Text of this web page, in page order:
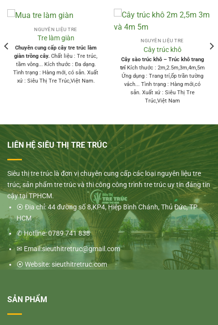
NGUYÊN LIỆU TRE
Tre làm giàn
Chuyên cung cấp cây tre trúc làm
giàn trồng cây. Chất liệu : Tre trúc,
tầm vông... Kích thước : Đa dạng.
Tình trạng : Hàng mới, có sẵn. Xuất
xứ : Siêu Thị Tre Trúc,Việt Nam.
NGUYÊN LIỆU TRE
Cây trúc khô
Cây sào trúc khô – Trúc khô trang
tríKích thước : 2m,2.5m,3m,4m,5m
Ứng dụng : Trang trí,ốp trần tường
vách... Tình trạng : Hàng mới,có
sẵn. Xuất xứ : Siêu Thị Tre
Trúc,Việt Nam
LIÊN HỆ SIÊU THỊ TRE TRÚC
Siêu thị tre trúc là đơn vị chuyên cung cấp các loại nguyên liệu tre
trúc, sản phẩm tre trúc và thi công công trình tre trúc uy tín đáng tin
cậy tại TPHCM.
⦿ Địa chỉ: 44 đường số 8,KP4, Hiệp Bình Chánh, Thủ Đức, TP
HCM
✆ Hotline: 0789 741 838
✉ Email:sieuthitretruc@gmail.com
⦿ Website: sieuthitretruc.com
SẢN PHẨM